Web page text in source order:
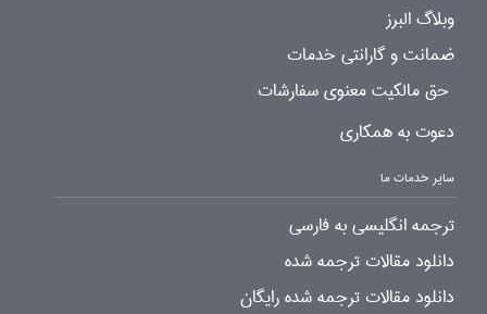
وبلاگ البرز
ضمانت و گارانتی خدمات
حق مالکیت معنوی سفارشات
دعوت به همکاری
سایر خدمات ما
ترجمه انگلیسی به فارسی
دانلود مقالات ترجمه شده
دانلود مقالات ترجمه شده رایگان